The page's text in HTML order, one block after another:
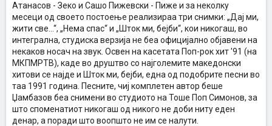
Атанасов - Зеко и Сашо Пижевски - Пиже и за неколку
месеци од своето постоење реализираа три снимки: „Дај ми,
жити све...“, „Нема спас“ и „Шток ми, бејби“, кои никогаш, во
интегрална, студиска верзија не беа официјално објавени на
некаков носач на звук. Освен на касетата Поп-рок хит '91 (на
МКПМРТВ), каде во друштво со најголемите македонски
хитови се најде и Шток ми, бејби, една од подобрите песни во
таа 1991 година. Песните, чиј комплетен автор беше
Џамбазов беа снимени во студиото на Тоше Поп Симонов, за
што споменатиот никогаш од никого не доби ниту еден
денар, а поради што воопшто не им се налути.